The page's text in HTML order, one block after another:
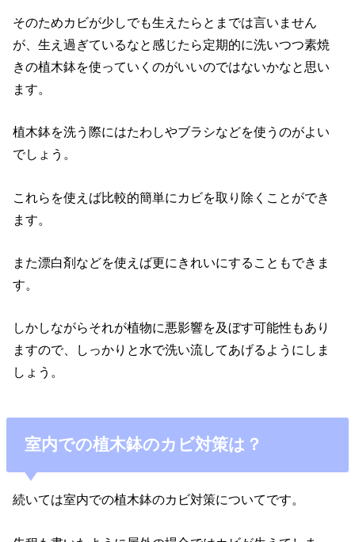
そのためカビが少しでも生えたらとまでは言いません
が、生え過ぎているなと感じたら定期的に洗いつつ素焼
きの植木鉢を使っていくのがいいのではないかなと思い
ます。
植木鉢を洗う際にはたわしやブラシなどを使うのがよい
でしょう。
これらを使えば比較的簡単にカビを取り除くことができ
ます。
また漂白剤などを使えば更にきれいにすることもできま
す。
しかしながらそれが植物に悪影響を及ぼす可能性もあり
ますので、しっかりと水で洗い流してあげるようにしま
しょう。
室内での植木鉢のカビ対策は？
続いては室内での植木鉢のカビ対策についてです。